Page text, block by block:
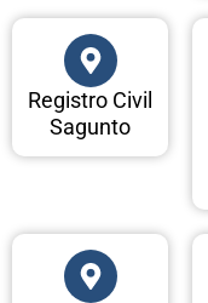
Registro Civil
Sagunto